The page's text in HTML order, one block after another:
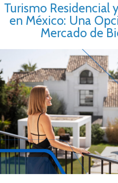
Turismo Residencial
en México: Una
Mercado de